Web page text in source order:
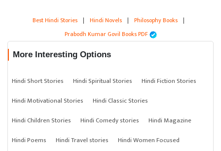
Best Hindi Stories | Hindi Novels | Philosophy Books |
Prabodh Kumar Govil Books PDF
More Interesting Options
Hindi Short Stories Hindi Spiritual Stories
Hindi Fiction Stories
Hindi Motivational Stories
Hindi Classic Stories
Hindi Children Stories
Hindi Comedy stories
Hindi Magazine
Hindi Poems
Hindi Travel stories
Hindi Women Focused